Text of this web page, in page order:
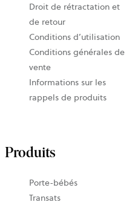
Droit de rétractation et
de retour
Conditions d’utilisation
Conditions générales de
vente
Informations sur les
rappels de produits
Produits
Porte-bébés
Transats